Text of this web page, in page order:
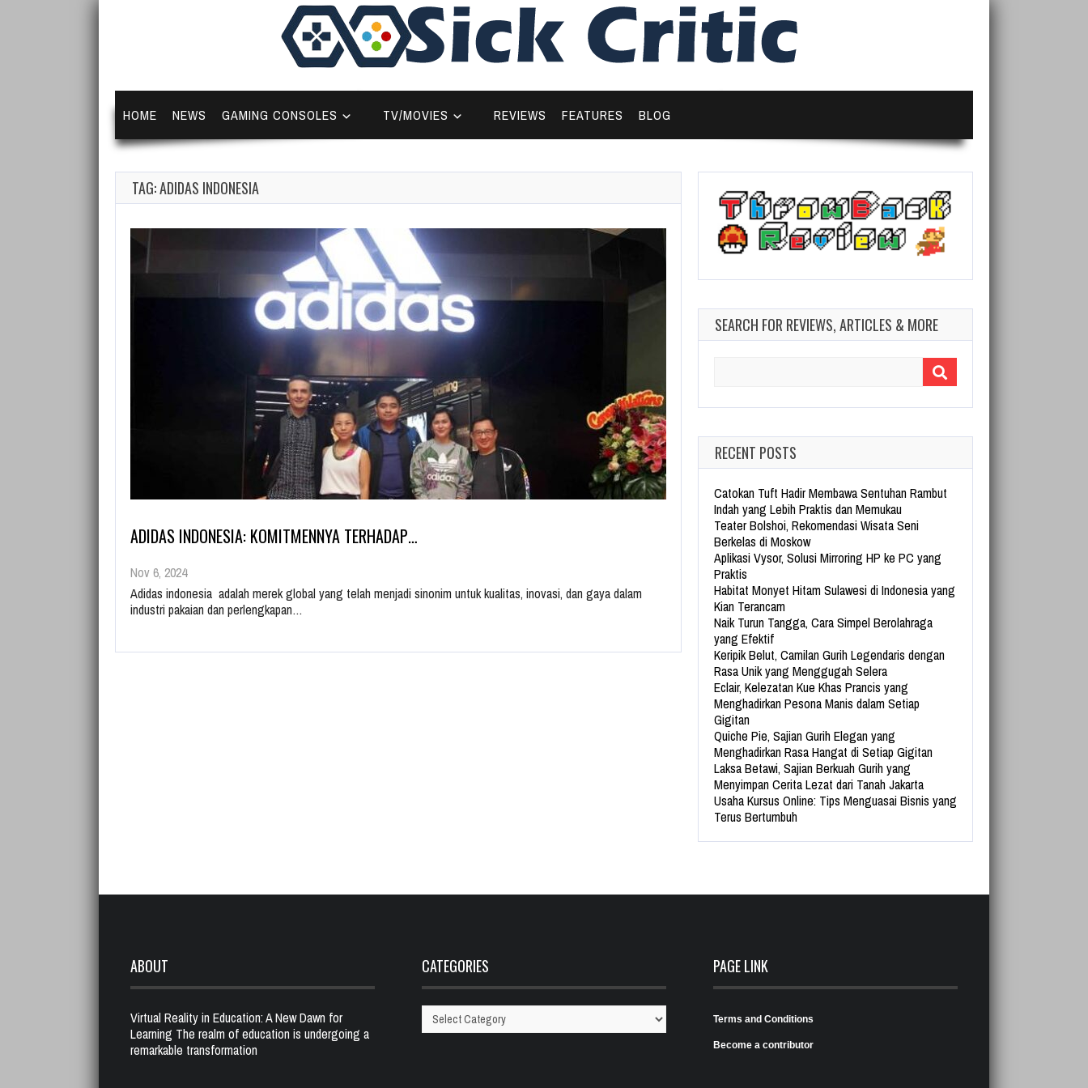
HOME NEWS GAMING CONSOLES TV/MOVIES REVIEWS FEATURES BLOG
TAG: ADIDAS INDONESIA
ADIDAS INDONESIA: KOMITMENNYA TERHADAP…
Nov 6, 2024
Adidas indonesia adalah merek global yang telah menjadi sinonim untuk kualitas, inovasi, dan gaya dalam
industri pakaian dan perlengkapan…
SEARCH FOR REVIEWS, ARTICLES & MORE
RECENT POSTS
Catokan Tuft Hadir Membawa Sentuhan Rambut
Indah yang Lebih Praktis dan Memukau
Teater Bolshoi, Rekomendasi Wisata Seni
Berkelas di Moskow
Aplikasi Vysor, Solusi Mirroring HP ke PC yang
Praktis
Habitat Monyet Hitam Sulawesi di Indonesia yang
Kian Terancam
Naik Turun Tangga, Cara Simpel Berolahraga
yang Efektif
Keripik Belut, Camilan Gurih Legendaris dengan
Rasa Unik yang Menggugah Selera
Eclair, Kelezatan Kue Khas Prancis yang
Menghadirkan Pesona Manis dalam Setiap
Gigitan
Quiche Pie, Sajian Gurih Elegan yang
Menghadirkan Rasa Hangat di Setiap Gigitan
Laksa Betawi, Sajian Berkuah Gurih yang
Menyimpan Cerita Lezat dari Tanah Jakarta
Usaha Kursus Online: Tips Menguasai Bisnis yang
Terus Bertumbuh
ABOUT
Virtual Reality in Education: A New Dawn for
Learning The realm of education is undergoing a
remarkable transformation
CATEGORIES
Categories
PAGE LINK
Terms and Conditions
Become a contributor